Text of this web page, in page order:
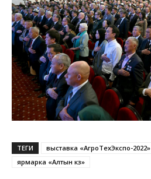
ТЕГИ выставка «АгроТехЭкспо-2022»
ярмарка «Алтын күз»